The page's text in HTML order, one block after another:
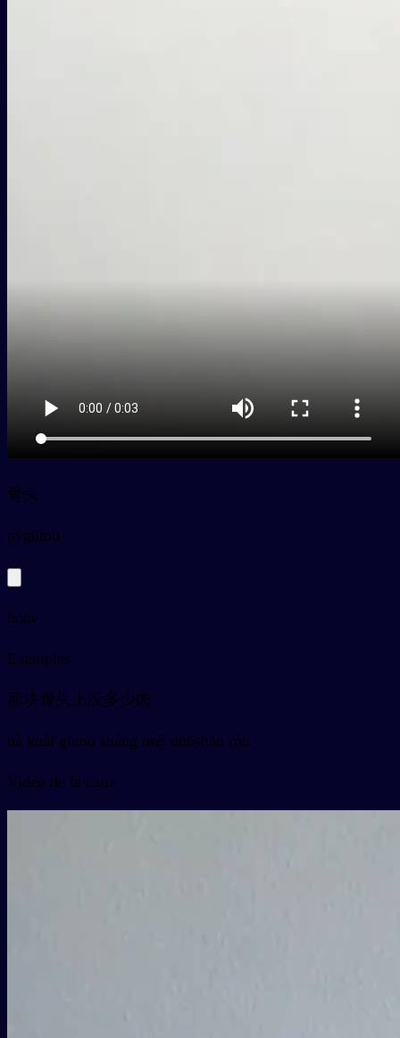
骨头
pygǔtou
bone
Exemples
那块骨头上没多少肉
nà kuài gǔtou shàng méi duōshǎo ròu
Vidéo de la carte